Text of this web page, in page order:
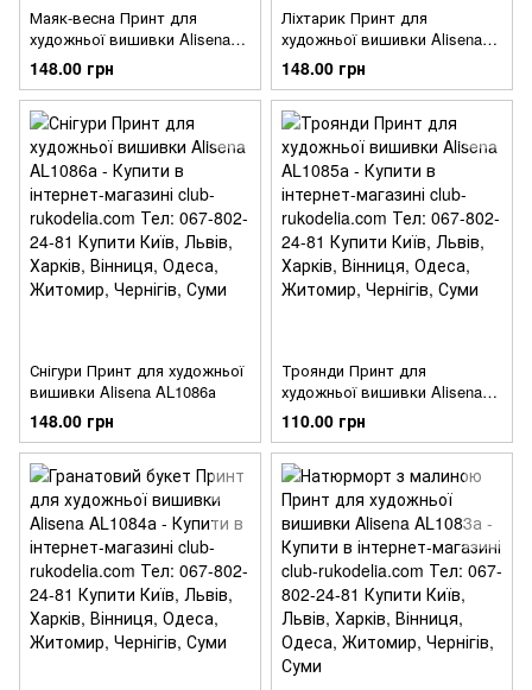
Маяк-весна Принт для
художньої вишивки Alisena
AL1088а
148.00 грн
Ліхтарик Принт для
художньої вишивки Alisena
AL1087а
148.00 грн
Снігури Принт для художньої
вишивки Alisena AL1086а
148.00 грн
Троянди Принт для
художньої вишивки Alisena
AL1085а
110.00 грн